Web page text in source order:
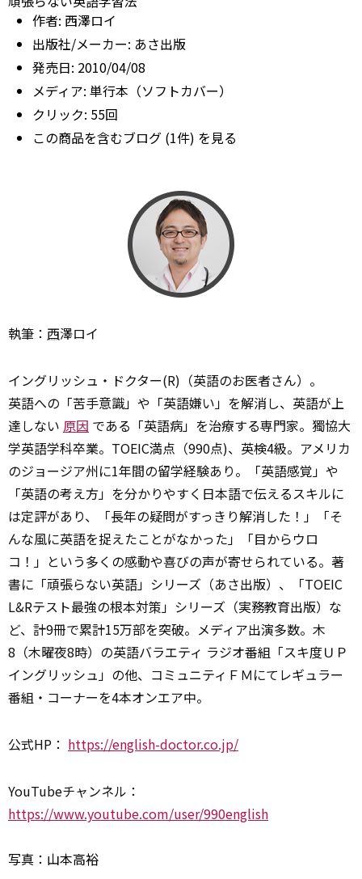
作者: 西澤ロイ
出版社/メーカー: あさ出版
発売日: 2010/04/08
メディア: 単行本（ソフトカバー）
クリック: 55回
この商品を含むブログ (1件) を見る
執筆： 西澤ロイ
イングリッシュ・ドクター(R)（英語のお医者さん）。
英語への「苦手意識」や「英語嫌い」を解消し、英語が上
達しない 原因 である「英語病」を治療する専門家。獨協大
学英語学科卒業。TOEIC満点（990点)、英検4級。アメリカ
のジョージア州に1年間の留学経験あり。「英語感覚」や
「英語の考え方」を分かりやすく日本語で伝えるスキルに
は定評があり、「長年の疑問がすっきり解消した！」「そ
んな風に英語を捉えたことがなかった」「目からウロ
コ！」という多くの感動や喜びの声が寄せられている。著
書に「頑張らない英語」シリーズ（あさ出版）、「TOEIC
L&Rテスト最強の根本対策」シリーズ（実務教育出版）な
ど、計9冊で累計15万部を突破。メディア出演多数。木
8（木曜夜8時）の英語バラエティ ラジオ番組「スキ度ＵＰ
イングリッシュ」の他、コミュニティＦＭにてレギュラー
番組・コーナーを4本オンエア中。
公式HP： https://english-doctor.co.jp/
YouTubeチャンネル：
https://www.youtube.com/user/990english
写真：山本高裕